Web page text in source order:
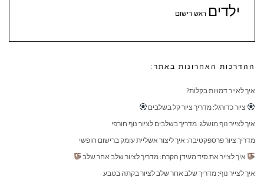
ילדים ראש רישום
ההדרכות האחרונות באתר:
איך לאייר דמויות בקלות?
ציור כדורגל: מדריך ציור קל בשלבים
איך לצייר נוף מושלג: מדריך בשלבים לציור נוף חורפי
מדריך ציור פרספקטיבה: איך ליצור אשליית עומק ברישום חופשי
איך לצייר את סיד מעידן הקרח: מדריך לציור שלב אחר שלב
איך לצייר נוף: מדריך שלב אחר שלב לציור בקתה בטבע